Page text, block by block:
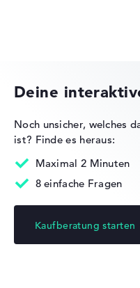
Deine
Noch unsicher, welches
ist? Finde es heraus:
Maximal 2 Minuten
8 einfache Fragen
Kaufberatung starten